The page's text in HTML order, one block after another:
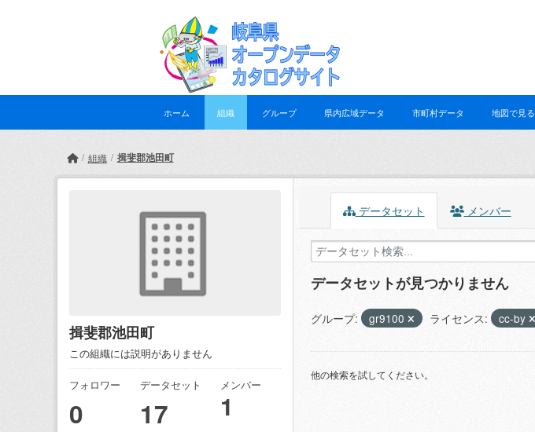
ホーム 組織 グループ 県内広域データ 市町村データ 地図で見る
組織 揖斐郡池田町
揖斐郡池田町
この組織には説明がありません
フォロワー
0
データセット
17
メンバー
1
データセット メンバー
データセットが見つかりません
グループ: gr9100 ライセンス: cc-by
他の検索を試してください。